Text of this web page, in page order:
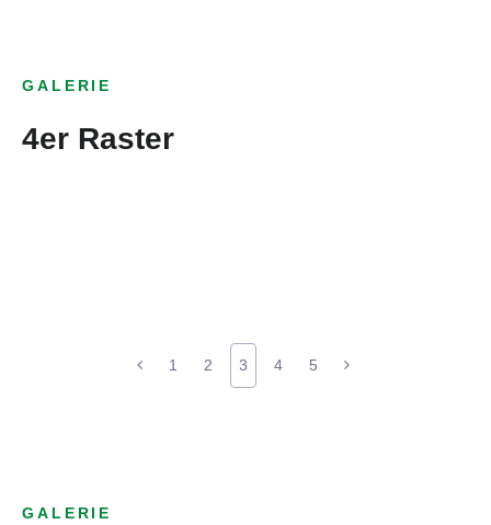
GALERIE
4er Raster
1 2 3 4 5
GALERIE